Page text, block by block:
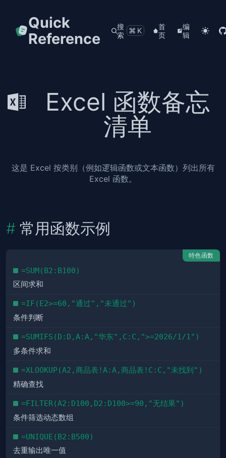
Quick
Reference
搜
索
⌘K
首
页
编
辑
Excel 函数备忘
清单
这是 Excel 按类别（例如逻辑函数或文本函数）列出所有
Excel 函数。
常用函数示例
特色函数
=SUM(B2:B100)
区间求和
=IF(E2>=60,"通过","未通过")
条件判断
=SUMIFS(D:D,A:A,"华东",C:C,">=2026/1/1")
多条件求和
=XLOOKUP(A2,商品表!A:A,商品表!C:C,"未找到")
精确查找
=FILTER(A2:D100,D2:D100>=90,"无结果")
条件筛选动态数组
=UNIQUE(B2:B500)
去重输出唯一值